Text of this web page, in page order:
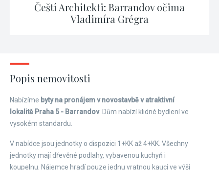
Čeští Architekti: Barrandov očima
Vladimíra Grégra
Popis nemovitosti
Nabízíme byty na pronájem v novostavbě v atraktivní
lokalitě Praha 5 - Barrandov. Dům nabízí klidné bydlení ve
vysokém standardu.
V nabídce jsou jednotky o dispozici 1+KK až 4+KK. Všechny
jednotky mají dřevěné podlahy, vybavenou kuchyň i
koupelnu. Nájemce hradí pouze jednu vratnou kauci ve výši